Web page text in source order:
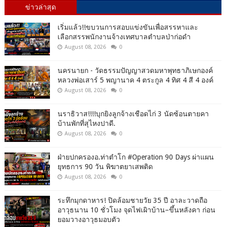
ข่าวล่าสุด
เริ่มแล้ว!!ขบวนการสอบแข่งขันเพื่อสรรหาและ
เลือกสรรพนักงานจ้างเทศบาลตำบลป่าก่อดำ
August 08, 2026 0
นครนายก - วัดธรรมปัญญาสวดมหาพุทธาภิเษกองค์
หลวงพ่อเสาร์ 5 พญานาค 4 ตระกูล 4 ทิศ 4 สี 4 องค์
August 08, 2026 0
นราธิวาส!!!!บุกยิงลูกจ้างเชือดไก่ 3 นัดซ้อนตายคา
บ้านพักที่สุไหงปาดี.
August 08, 2026 0
ฝ่ายปกครองอ.ท่าตำโก #Operation 90 Days ผ่าแผน
ยุทธการ 90 วัน พิฆาตยาเสพติด
August 08, 2026 0
ระทึกมุกดาหาร! ปิดล้อมชายวัย 35 ปี อาละวาดถือ
อาวุธนาน 10 ชั่วโมง จุดไฟเผิาบ้าน–ขึ้นหลังคา ก่อน
ยอมวางอาวุธมอบตัว